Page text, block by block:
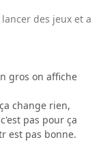
des jeux et a
gros on affiche
change rien,
pas pour ça
est pas bonne.